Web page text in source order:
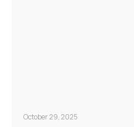
October 29, 2025